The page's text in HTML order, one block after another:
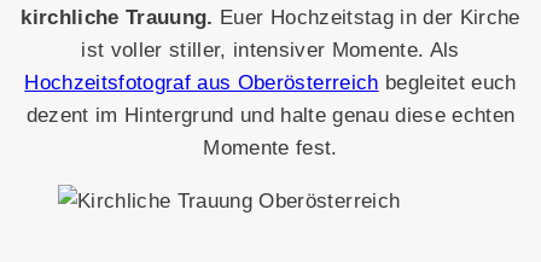
kirchliche Trauung. Euer Hochzeitstag in der Kirche
ist voller stiller, intensiver Momente. Als
Hochzeitsfotograf aus Oberösterreich begleitet euch
dezent im Hintergrund und halte genau diese echten
Momente fest.